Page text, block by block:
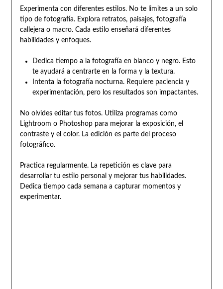
Experimenta con diferentes estilos. No te limites a un solo
tipo de fotografía. Explora retratos, paisajes, fotografía
callejera o macro. Cada estilo enseñará diferentes
habilidades y enfoques.
Dedica tiempo a la fotografía en blanco y negro. Esto
te ayudará a centrarte en la forma y la textura.
Intenta la fotografía nocturna. Requiere paciencia y
experimentación, pero los resultados son impactantes.
No olvides editar tus fotos. Utiliza programas como
Lightroom o Photoshop para mejorar la exposición, el
contraste y el color. La edición es parte del proceso
fotográfico.
Practica regularmente. La repetición es clave para
desarrollar tu estilo personal y mejorar tus habilidades.
Dedica tiempo cada semana a capturar momentos y
experimentar.